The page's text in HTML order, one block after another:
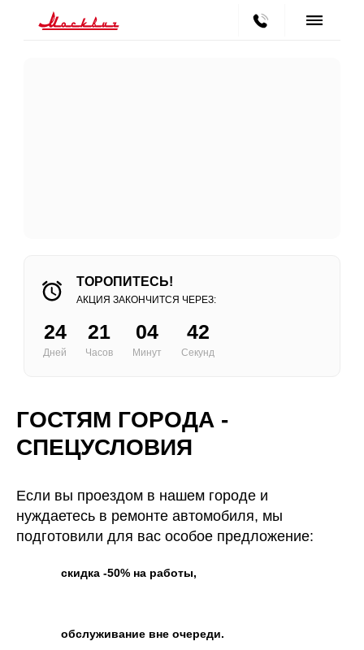
ТОРОПИТЕСЬ!
АКЦИЯ ЗАКОНЧИТСЯ ЧЕРЕЗ:
БЕСПЛАТНАЯ КОНСУЛЬТАЦИЯ МАСТЕРА!
ОСТАВЬТЕ ЗАЯВКУ, ПРОКОНСУЛЬТИРУЕМ
Дней
24
Часов
21
Минут
04
Секунд
41
ГОСТЯМ ГОРОДА -
СПЕЦУСЛОВИЯ
Если вы проездом в нашем городе и
нуждаетесь в ремонте автомобиля, мы
подготовили для вас особое предложение:
скидка -50% на работы,
обслуживание вне очереди.